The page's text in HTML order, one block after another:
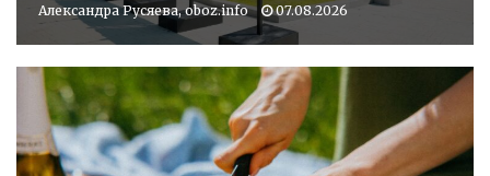
Александра Русяева, oboz.info 07.08.2026